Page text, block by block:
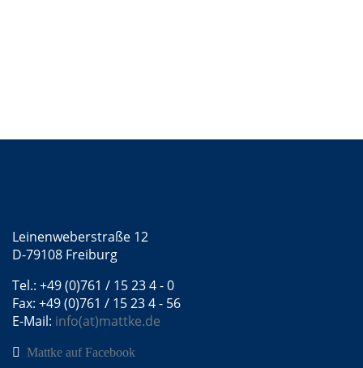
Leinenweberstraße 12
D-79108 Freiburg
Tel.: +49 (0)761 / 15 23 4 - 0
Fax: +49 (0)761 / 15 23 4 - 56
E-Mail: info(at)mattke.de
Mattke auf Facebook